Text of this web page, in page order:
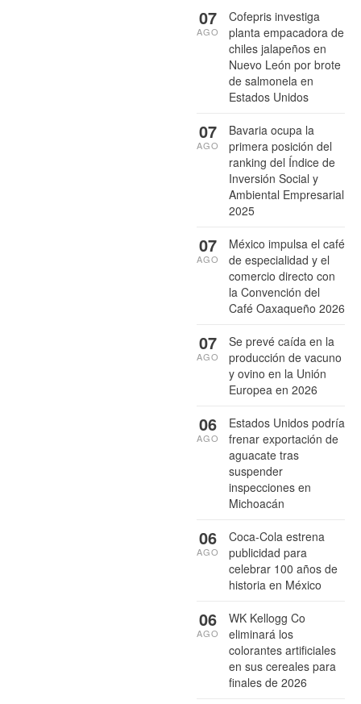
Cofepris investiga
planta empacadora de
chiles jalapeños en
Nuevo León por brote
de salmonela en
Estados Unidos
07
AGO
Bavaria ocupa la
primera posición del
ranking del Índice de
Inversión Social y
Ambiental Empresarial
2025
07
AGO
México impulsa el café
de especialidad y el
comercio directo con
la Convención del
Café Oaxaqueño 2026
07
AGO
Se prevé caída en la
producción de vacuno
y ovino en la Unión
Europea en 2026
07
AGO
Estados Unidos podría
frenar exportación de
aguacate tras
suspender
inspecciones en
Michoacán
06
AGO
Coca-Cola estrena
publicidad para
celebrar 100 años de
historia en México
06
AGO
WK Kellogg Co
eliminará los
colorantes artificiales
en sus cereales para
finales de 2026
06
AGO